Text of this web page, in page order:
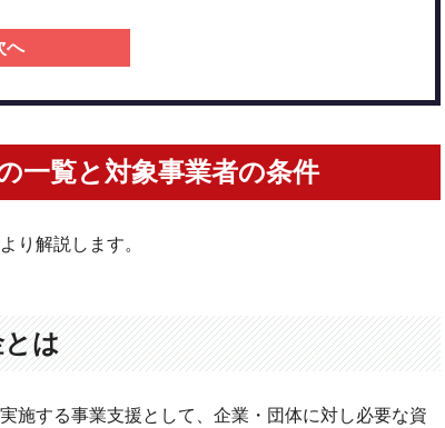
る際のポイントと注意点
を作成するには
へ
一覧と対象事業者の条件
り解説します。
は
施する事業支援として、企業・団体に対し必要な資